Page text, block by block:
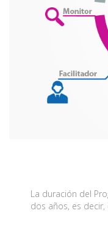
La duración del
dos años, es